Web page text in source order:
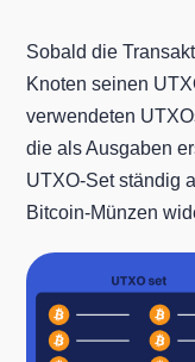
Sobald die
Knoten seinen
verwendeten
die als Ausgaben
UTXO-Set ständig
Bitcoin-Münzen